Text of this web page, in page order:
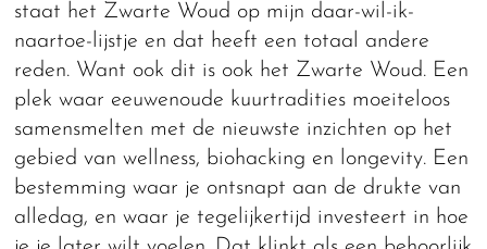
staat het Zwarte Woud op mijn daar-wil-ik-
naartoe-lijstje en dat heeft een totaal andere
reden. Want ook dit is ook het Zwarte Woud. Een
plek waar eeuwenoude kuurtradities moeiteloos
samensmelten met de nieuwste inzichten op het
gebied van wellness, biohacking en longevity. Een
bestemming waar je ontsnapt aan de drukte van
alledag, en waar je tegelijkertijd investeert in hoe